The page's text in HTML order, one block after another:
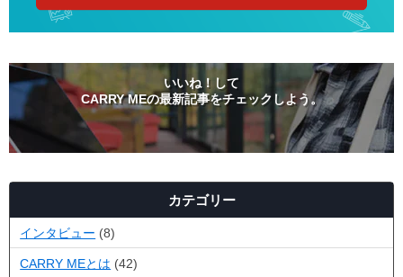
いいね！して
CARRY MEの最新記事をチェックしよう。
カテゴリー
インタビュー (8)
CARRY MEとは (42)